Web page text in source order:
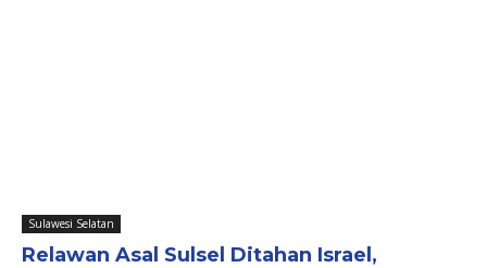
Sulawesi Selatan
Relawan Asal Sulsel Ditahan Israel,